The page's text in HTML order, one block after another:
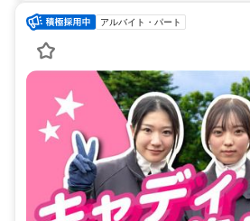
アルバイト・パート